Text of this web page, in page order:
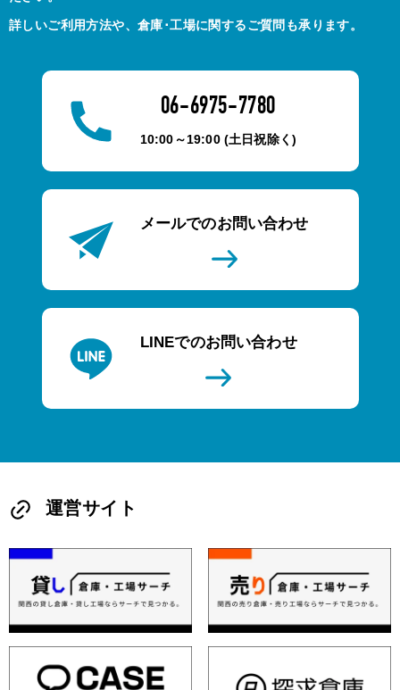
詳しいご利用方法や、倉庫･工場に関するご質問も承ります。
06-6975-7780
10:00～19:00 (土日祝除く)
メールでのお問い合わせ
LINEでのお問い合わせ
運営サイト